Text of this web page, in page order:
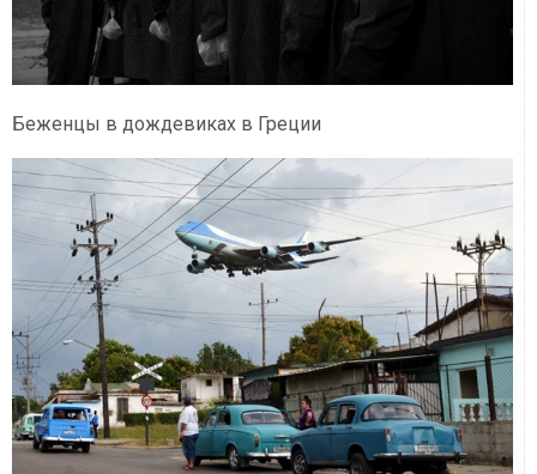
Беженцы в дождевиках в Греции